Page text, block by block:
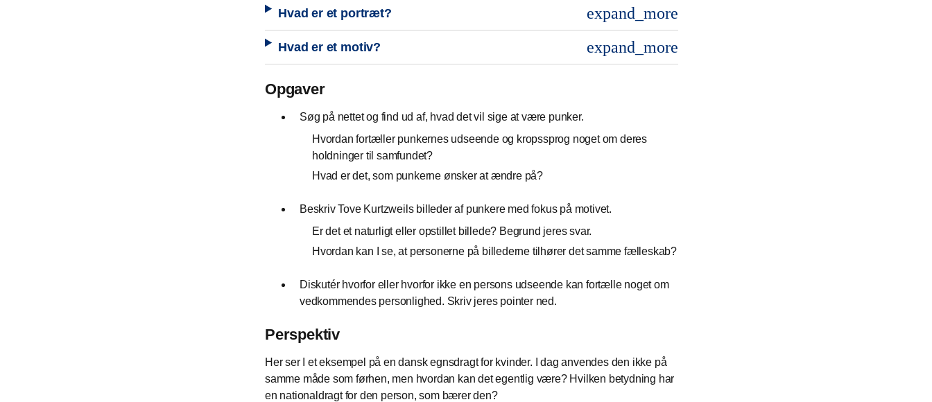
Hvad er et portræt? expand_more
Hvad er et motiv? expand_more
Opgaver
Søg på nettet og find ud af, hvad det vil sige at være punker.
Hvordan fortæller punkernes udseende og kropssprog noget om deres
holdninger til samfundet?
Hvad er det, som punkerne ønsker at ændre på?
Beskriv Tove Kurtzweils billeder af punkere med fokus på motivet.
Er det et naturligt eller opstillet billede? Begrund jeres svar.
Hvordan kan I se, at personerne på billederne tilhører det samme fælleskab?
Diskutér hvorfor eller hvorfor ikke en persons udseende kan fortælle noget om
vedkommendes personlighed. Skriv jeres pointer ned.
Perspektiv
Her ser I et eksempel på en dansk egnsdragt for kvinder. I dag anvendes den ikke på
samme måde som førhen, men hvordan kan det egentlig være? Hvilken betydning har
en nationaldragt for den person, som bærer den?